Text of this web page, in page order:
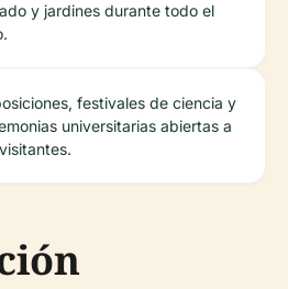
y jardines durante todo el
festivales de ciencia y
universitarias abiertas a